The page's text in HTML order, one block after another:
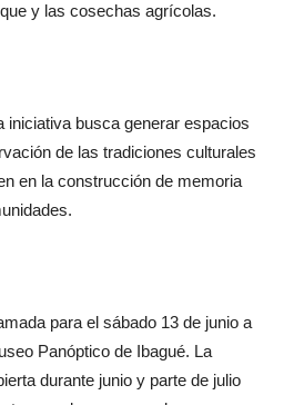
y las cosechas agrícolas.
iniciativa busca generar espacios
de las tradiciones culturales
en la construcción de memoria
para el sábado 13 de junio a
Panóptico de Ibagué. La
durante junio y parte de julio